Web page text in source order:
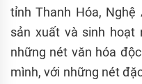
tỉnh Thanh Hóa,
sản xuất và sinh
những nét văn hóa
mình, với những nét